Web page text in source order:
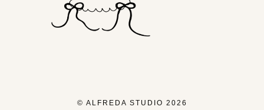
© ALFREDA STUDIO 2026